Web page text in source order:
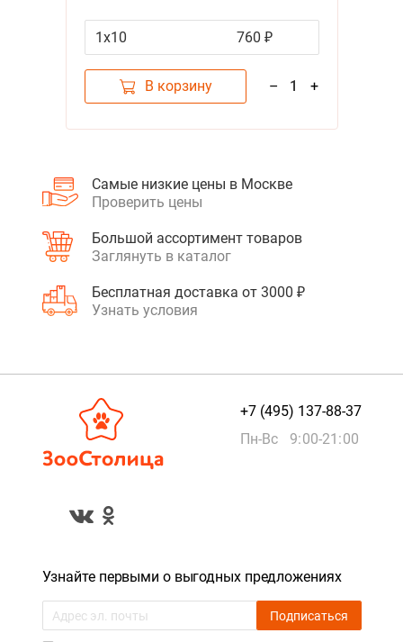
1х10
760 ₽
В корзину – 1 +
Самые низкие цены в Москве
Проверить цены
Большой ассортимент товаров
Заглянуть в каталог
Бесплатная доставка от 3000 ₽
Узнать условия
+7 (495) 137-88-37
Пн-Вс 9:00-21:00
Узнайте первыми о выгодных предложениях
Подписаться